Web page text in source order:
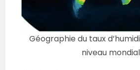
Géographie du taux
niveau mondial